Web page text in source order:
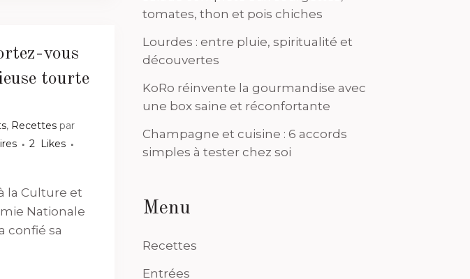
vous
tourte
, Recettes par
2 Likes
la Culture et
Nationale
confié sa
tomates, thon et pois chiches
Lourdes : entre pluie, spiritualité et
découvertes
KoRo réinvente la gourmandise avec
une box saine et réconfortante
Champagne et cuisine : 6 accords
simples à tester chez soi
Menu
Recettes
Entrées